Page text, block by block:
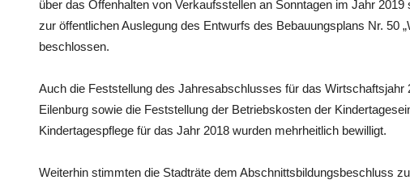
über das Offenhalten von Verkaufsstellen an Sonntagen im Jahr
zur öffentlichen Auslegung des Entwurfs des Bebauungsplans Nr. 50
beschlossen.
Auch die Feststellung des Jahresabschlusses für das Wirtschaftsjahr
Eilenburg sowie die Feststellung der Betriebskosten der
Kindertagespflege für das Jahr 2018 wurden mehrheitlich bewilligt.
Weiterhin stimmten die Stadträte dem Abschnittsbildungsbeschluss